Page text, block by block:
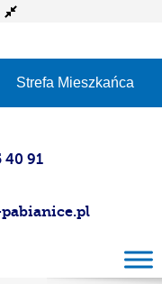
Strefa Mieszkańca
40 91